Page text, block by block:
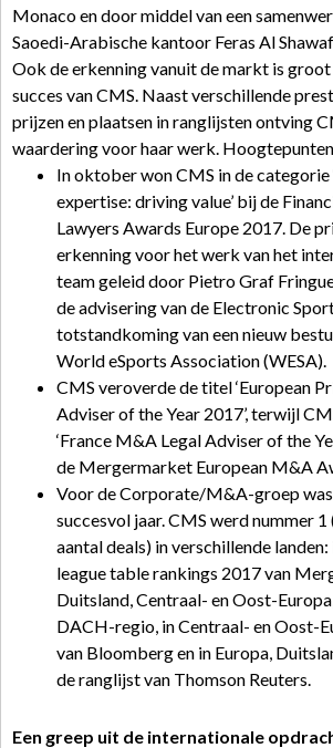
Monaco en door middel van een
Saoedi-Arabische kantoor Feras Al
Ook de erkenning vanuit de markt is
succes van CMS. Naast verschillende
prijzen en plaatsen in ranglijsten ontving
waardering voor haar werk.
In oktober won CMS in de categorie
expertise: driving value’ bij de
Lawyers Awards Europe 2017. De
erkenning voor het werk van het
team geleid door Pietro Graf
de advisering van de Electronic
totstandkoming van een nieuw
World eSports Association (WESA).
CMS veroverde de titel ‘European
Adviser of the Year 2017’, terwijl
‘France M&A Legal Adviser of the
de Mergermarket European M&A
Voor de Corporate/M&A-groep
succesvol jaar. CMS werd nummer 1
aantal deals) in verschillende landen:
league table rankings 2017 van
Duitsland, Centraal- en Oost-
DACH-regio, in Centraal- en Oost-
van Bloomberg en in Europa,
de ranglijst van Thomson Reuters.
Een greep uit de internationale